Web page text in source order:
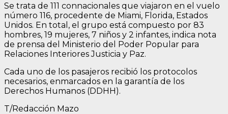
Se trata de 111 connacionales que viajaron en el vuelo
número 116, procedente de Miami, Florida, Estados
Unidos. En total, el grupo está compuesto por 83
hombres, 19 mujeres, 7 niños y 2 infantes, indica nota
de prensa del Ministerio del Poder Popular para
Relaciones Interiores Justicia y Paz.
Cada uno de los pasajeros recibió los protocolos
necesarios, enmarcados en la garantía de los
Derechos Humanos (DDHH).
T/Redacción Mazo